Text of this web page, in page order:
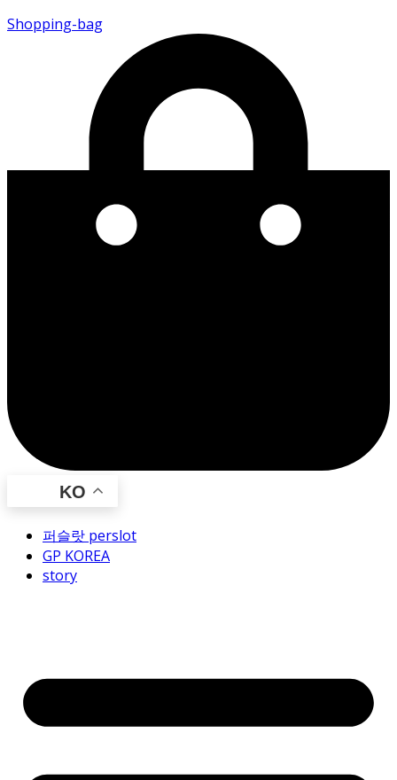
Shopping-bag
KO
퍼슬랏 perslot
GP KOREA
story